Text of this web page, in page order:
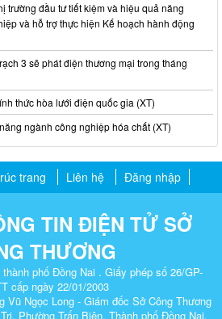
trường đầu tư tiết kiệm và hiệu quả năng
và hỗ trợ thực hiện Kế hoạch hành động
3 sẽ phát điện thương mại trong tháng
thức hòa lưới điện quốc gia (XT)
ngành công nghiệp hóa chất (XT)
trang Liên hệ Đăng nhập
TIN ĐIỆN TỬ SỞ
THƯƠNG
phố Đồng Nai . Giấy phép số 26/GP-
cấp ngày 22/01/2003
Vũ Ngọc Long - Giám đốc Sở Công Thương
Phường Trấn Biên, Thành phố Đồng Nai.